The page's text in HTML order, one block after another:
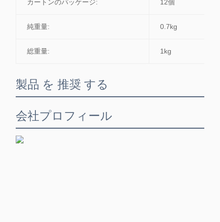
カートンのパッケージ: 12個
純重量: 0.7kg
総重量: 1kg
製品 を 推奨 する
会社プロフィール